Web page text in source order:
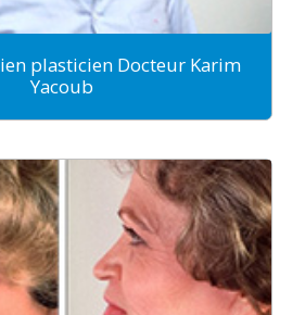
plasticien Docteur Karim
Yacoub